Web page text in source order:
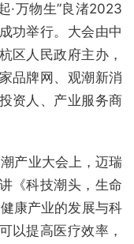
·万物生”良渚2023
功举行。大会由中
区人民政府主办，
品牌网、观潮新消
资人、产业服务商
产业大会上，迈瑞
《科技潮头，生命
康产业的发展与科
以提高医疗效率，